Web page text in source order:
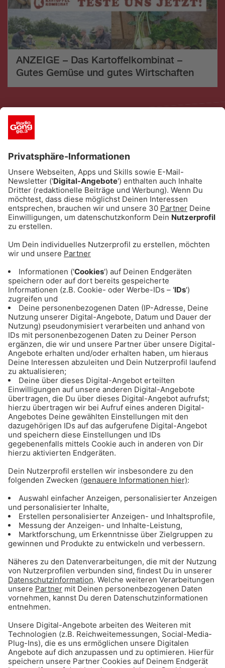
ANZEIGE – Das Kartoffelkombinat –
Gutes Gemüse und gutes Wirtschaften
ANZEIGE - Eishockey: Alle Infos & Spiele
ANZEIGE - Basketball: Alle Infos & Spiele
des FC Bayern Basketball
Gong 96.3 - Mediadaten